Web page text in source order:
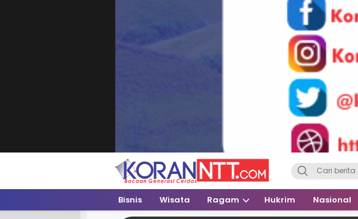
Koran NTT
Bacaan Generasi Cerdas
Bisnis Wisata Ragam Hukrim Nasional